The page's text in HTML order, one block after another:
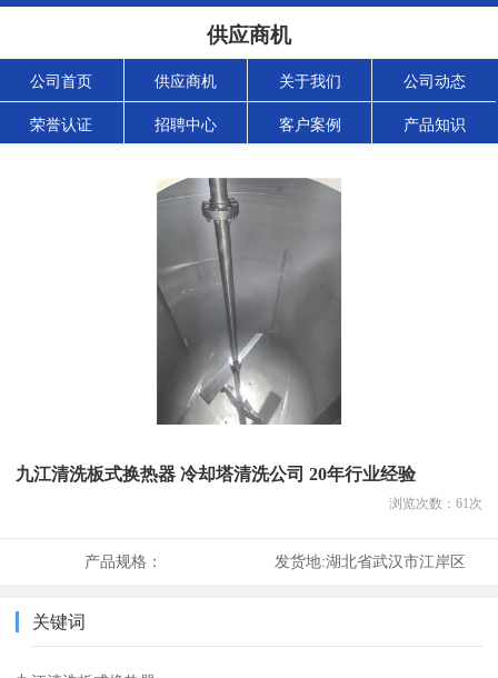
供应商机
公司首页 供应商机 关于我们 公司动态
荣誉认证 招聘中心 客户案例 产品知识
九江清洗板式换热器 冷却塔清洗公司 20年行业经验
浏览次数： 61次
产品规格： 发货地:湖北省武汉市江岸区
关键词